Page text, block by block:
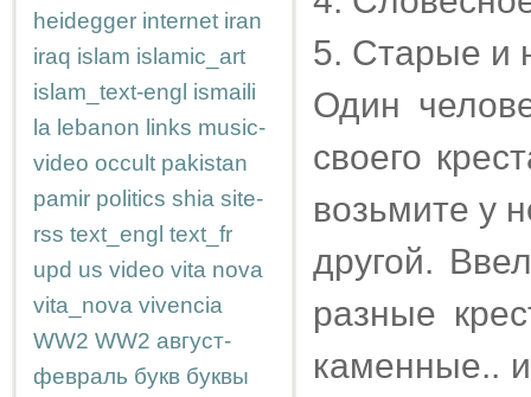
heidegger internet iran
iraq islam islamic_art
islam_text-engl ismaili
la lebanon links music-
video occult pakistan
pamir politics shia site-
rss text_engl text_fr
upd us video vita nova
vita_nova vivencia
WW2 WW2 август-
февраль букв буквы
5. Старые и
Один
своего
возьмите у
другой.
разные
каменные..